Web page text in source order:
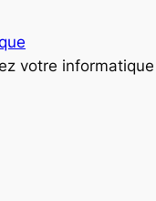
votre informatique